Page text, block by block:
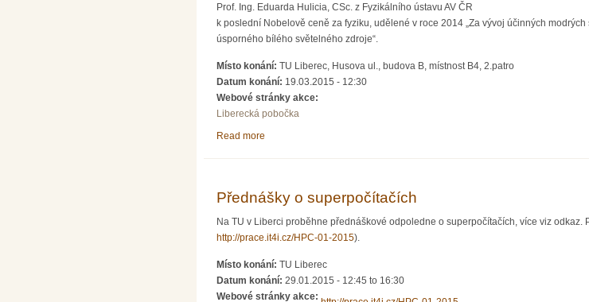
Prof. Ing. Eduarda Hulicia, CSc. z Fyzikálního ústavu AV ČR
k poslední Nobelově ceně za fyziku, udělené v roce 2014 „Za vývoj účinných
úsporného bílého světelného zdroje“.
Místo konání: TU Liberec, Husova ul., budova B, místnost B4, 2.patro
Datum konání: 19.03.2015 - 12:30
Webové stránky akce:
Liberecká pobočka
Read more
Přednášky o superpočítačích
Na TU v Liberci proběhne přednáškové odpoledne o superpočítačích, více viz odkaz.
http://prace.it4i.cz/HPC-01-2015).
Místo konání: TU Liberec
Datum konání: 29.01.2015 - 12:45 to 16:30
Webové stránky akce: